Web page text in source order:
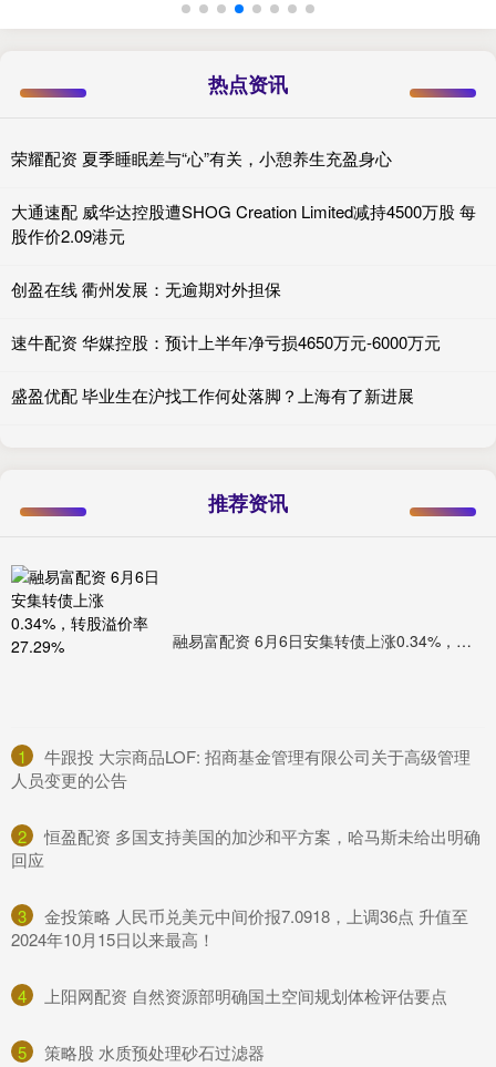
热点资讯
荣耀配资 夏季睡眠差与“心”有关，小憩养生充盈身心
大通速配 威华达控股遭SHOG Creation Limited减持4500万股 每
股作价2.09港元
创盈在线 衢州发展：无逾期对外担保
速牛配资 华媒控股：预计上半年净亏损4650万元-6000万元
盛盈优配 毕业生在沪找工作何处落脚？上海有了新进展
推荐资讯
融易富配资 6月6日安集转债上涨0.34%，转股溢价率27.29%
1
​牛跟投 大宗商品LOF: 招商基金管理有限公司关于高级管理
人员变更的公告
2
​恒盈配资 多国支持美国的加沙和平方案，哈马斯未给出明确
回应
3
​金投策略 人民币兑美元中间价报7.0918，上调36点 升值至
2024年10月15日以来最高！
4 ​上阳网配资 自然资源部明确国土空间规划体检评估要点
5 ​策略股 水质预处理砂石过滤器